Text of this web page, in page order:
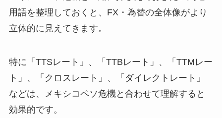
用語を整理しておくと、FX・為替の全体像がより
立体的に見えてきます。
特に「TTSレート」、「TTBレート」、「TTMレー
ト」、「クロスレート」、「ダイレクトレート」
などは、メキシコペソ危機と合わせて理解すると
効果的です。